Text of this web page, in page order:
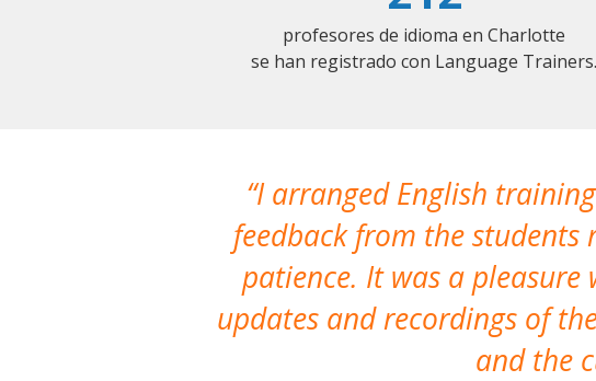
profesores de idioma en Charlotte
se han registrado con Language Trainers.
I arranged English
feedback from the
patience. It was a
updates and recordings of
and the